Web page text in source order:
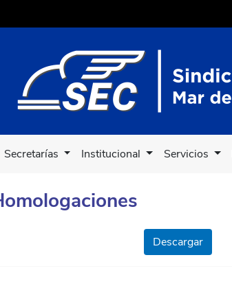
Secretarías Institucional Servicios
Descargar